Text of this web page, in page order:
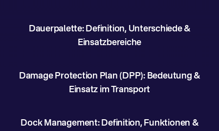
Dauerpalette: Definition, Unterschiede &
Einsatzbereiche
Damage Protection Plan (DPP): Bedeutung &
Einsatz im Transport
Dock Management: Definition, Funktionen &